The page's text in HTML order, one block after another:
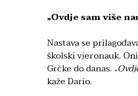
„Ovdje sam više
Nastava se
školski vjeronauk.
Grčke do danas.
kaže Dario.